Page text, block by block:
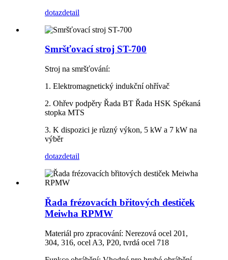
dotazdetail
Smršťovací stroj ST-700
Stroj na smršťování:
1. Elektromagnetický indukční ohřívač
2. Ohřev podpěry Řada BT Řada HSK Spékaná
stopka MTS
3. K dispozici je různý výkon, 5 kW a 7 kW na
výběr
dotazdetail
Řada frézovacích břitových destiček
Meiwha RPMW
Materiál pro zpracování: Nerezová ocel 201,
304, 316, ocel A3, P20, tvrdá ocel 718